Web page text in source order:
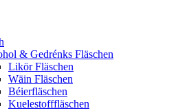
& Gedrénks Fläschen
Likör Fläschen
Wäin Fläschen
Béierfläschen
Kuelestofffläschen